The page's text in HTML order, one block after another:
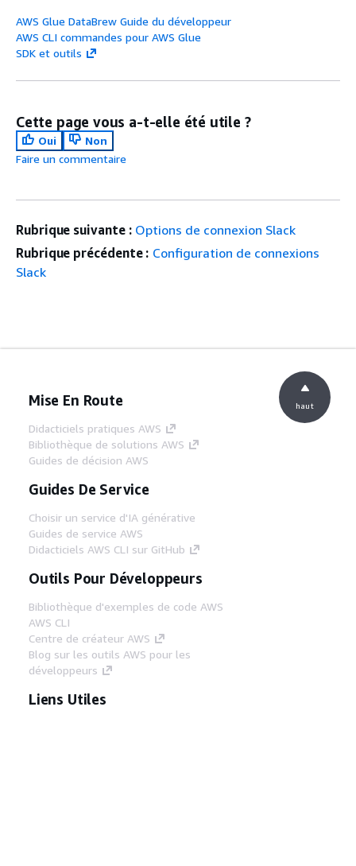
AWS Glue DataBrew Guide du développeur
AWS CLI commandes pour AWS Glue
SDK et outils
Cette page vous a-t-elle été utile ?
Oui
Non
Faire un commentaire
Rubrique suivante : Options de connexion Slack
Rubrique précédente : Configuration de connexions
Slack
Mise En Route
Didacticiels pratiques AWS
Bibliothèque de solutions AWS
Guides de décision AWS
Guides De Service
Choisir un service d'IA générative
Guides de service AWS
Didacticiels AWS CLI sur GitHub
Outils Pour Développeurs
Bibliothèque d'exemples de code AWS
AWS CLI
Centre de créateur AWS
Blog sur les outils AWS pour les
développeurs
Liens Utiles
haut